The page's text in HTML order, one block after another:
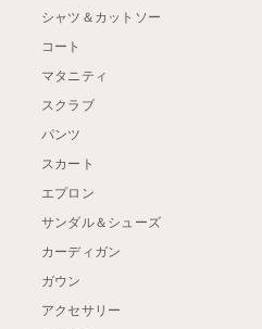
シャツ＆カットソー
コート
マタニティ
スクラブ
パンツ
スカート
エプロン
サンダル＆シューズ
カーディガン
ガウン
アクセサリー